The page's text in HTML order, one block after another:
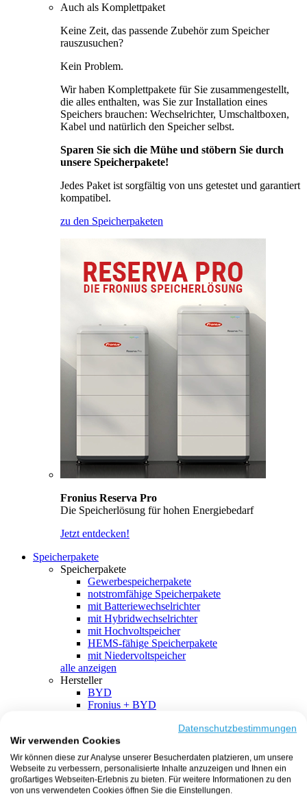
Auch als Komplettpaket
Keine Zeit, das passende Zubehör zum Speicher
rauszusuchen?
Kein Problem.
Wir haben Komplettpakete für Sie zusammengestellt,
die alles enthalten, was Sie zur Installation eines
Speichers brauchen: Wechselrichter, Umschaltboxen,
Kabel und natürlich den Speicher selbst.
Sparen Sie sich die Mühe und stöbern Sie durch
unsere Speicherpakete!
Jedes Paket ist sorgfältig von uns getestet und garantiert
kompatibel.
zu den Speicherpaketen
Fronius Reserva Pro
Die Speicherlösung für hohen Energiebedarf
Jetzt entdecken!
Speicherpakete
Speicherpakete
Gewerbespeicherpakete
notstromfähige Speicherpakete
mit Batteriewechselrichter
mit Hybridwechselrichter
mit Hochvoltspeicher
HEMS-fähige Speicherpakete
mit Niedervoltspeicher
alle anzeigen
Hersteller
BYD
Fronius + BYD
SMA + BYD
EcoFlow
EcoFlow + EcoFlow
FENECON
FENECON + FENECON
Datenschutzbestimmungen
Wir verwenden Cookies
Wir können diese zur Analyse unserer Besucherdaten platzieren, um unsere
Webseite zu verbessern, personalisierte Inhalte anzuzeigen und Ihnen ein
großartiges Webseiten-Erlebnis zu bieten. Für weitere Informationen zu den
von uns verwendeten Cookies öffnen Sie die Einstellungen.